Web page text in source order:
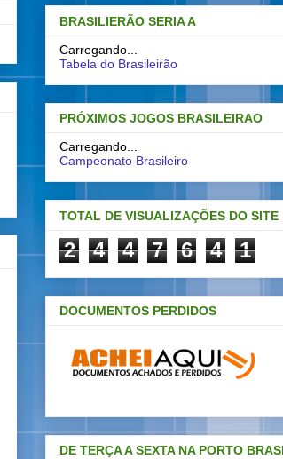
BRASILIERÃO SERIA A
Carregando...
Tabela do Brasileirão
PRÓXIMOS JOGOS BRASILEIRAO
Carregando...
Campeonato Brasileiro
TOTAL DE VISUALIZAÇÕES DO SITE
2 4 4 7 6 4 1
DOCUMENTOS PERDIDOS
DE TERÇA A SEXTA NA PORTO